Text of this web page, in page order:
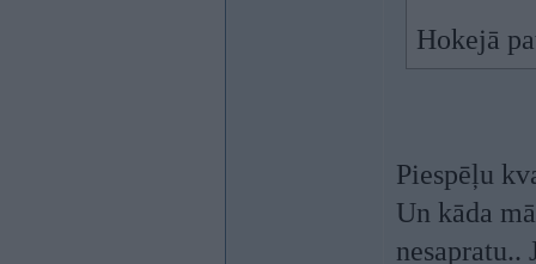
Hokejā
Piespēļu
Un kāda
nesapratu..